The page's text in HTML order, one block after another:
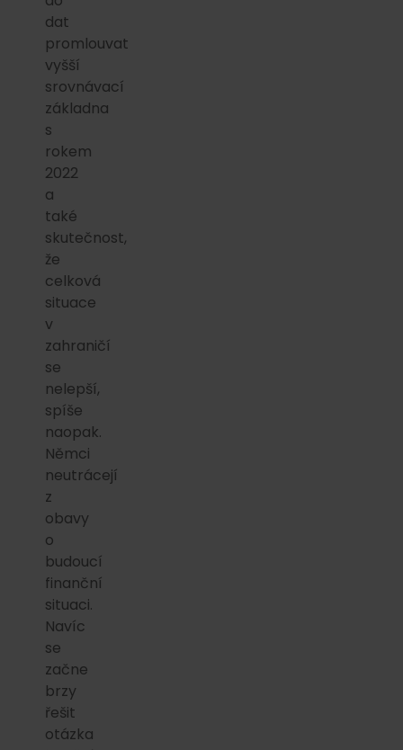
dat
promlouvat
vyšší
srovnávací
základna
s
rokem
2022
a
také
skutečnost,
že
celková
situace
v
zahraničí
se
nelepší,
spíše
naopak.
Němci
neutrácejí
z
obavy
o
budoucí
finanční
situaci.
Navíc
se
začne
brzy
řešit
otázka